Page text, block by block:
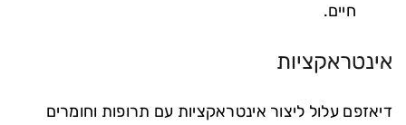
חיים.
אינטראקציות
דיאזפם עלול ליצור אינטראקציות עם תרופות וחומרים